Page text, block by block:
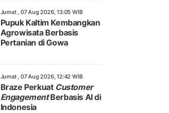
Jumat , 07 Aug 2026, 13:05 WIB
Pupuk Kaltim Kembangkan
Agrowisata Berbasis
Pertanian di Gowa
Jumat , 07 Aug 2026, 12:42 WIB
Braze Perkuat Customer
EngagementBerbasis AI di
Indonesia